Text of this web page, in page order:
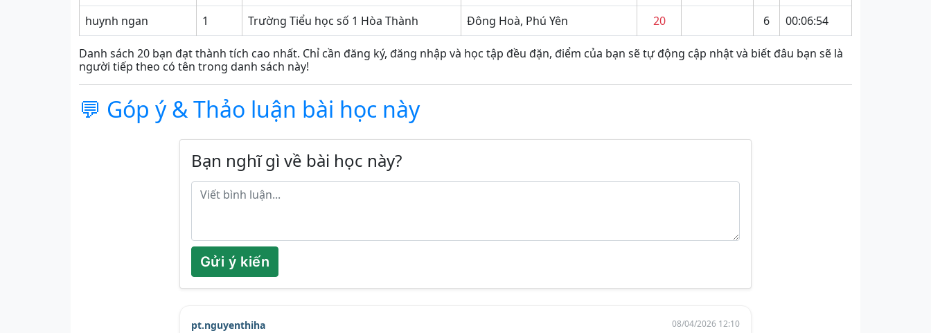
huynh ngan
1 Trường Tiểu học số 1 Hòa Thành Đông Hoà, Phú Yên 20 6 00:06:54
Danh sách 20 bạn đạt thành tích cao nhất. Chỉ cần đăng ký, đăng nhập và học tập đều đặn, điểm của bạn sẽ tự động cập nhật và biết đâu bạn sẽ là
người tiếp theo có tên trong danh sách này!
💬 Góp ý & Thảo luận bài học này
Bạn nghĩ gì về bài học này?
Gửi ý kiến
pt.nguyenthiha 08/04/2026 12:10